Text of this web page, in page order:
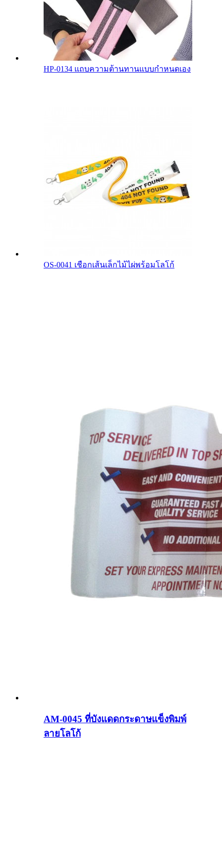
HP-0134 แถบความต้านทานแบบกำหนดเอง
OS-0041 เชือกเส้นเล็กไม้ไผ่พร้อมโลโก้
AM-0045 ที่บังแดดกระดาษแข็งพิมพ์
ลายโลโก้